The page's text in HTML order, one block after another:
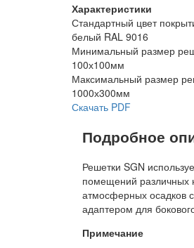
Характеристики
Стандартный цвет
белый RAL 9016
Минимальный размер
100х100мм
Максимальный размер
1000х300мм
Скачать PDF
Подробное
Решетки SGN
помещений различных
атмосферных осадков
адаптером для
Примечание